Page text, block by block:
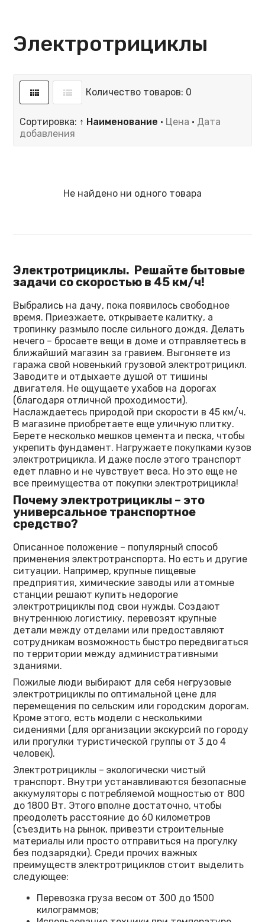
Электротрициклы
Количество товаров: 0
Сортировка: ↑ Наименование · Цена · Дата
добавления
Не найдено ни одного товара
Электротрициклы. Решайте бытовые
задачи со скоростью в 45 км/ч!
Выбрались на дачу, пока появилось свободное
время. Приезжаете, открываете калитку, а
тропинку размыло после сильного дождя. Делать
нечего – бросаете вещи в доме и отправляетесь в
ближайший магазин за гравием. Выгоняете из
гаража свой новенький грузовой электротрицикл.
Заводите и отдыхаете душой от тишины
двигателя. Не ощущаете ухабов на дорогах
(благодаря отличной проходимости).
Наслаждаетесь природой при скорости в 45 км/ч.
В магазине приобретаете еще уличную плитку.
Берете несколько мешков цемента и песка, чтобы
укрепить фундамент. Нагружаете покупками кузов
электротрицикла. И даже после этого транспорт
едет плавно и не чувствует веса. Но это еще не
все преимущества от покупки электротрицикла!
Почему электротрициклы – это
универсальное транспортное
средство?
Описанное положение – популярный способ
применения электротранспорта. Но есть и другие
ситуации. Например, крупные пищевые
предприятия, химические заводы или атомные
станции решают купить недорогие
электротрициклы под свои нужды. Создают
внутреннюю логистику, перевозят крупные
детали между отделами или предоставляют
сотрудникам возможность быстро передвигаться
по территории между административными
зданиями.
Пожилые люди выбирают для себя негрузовые
электротрициклы по оптимальной цене для
перемещения по сельским или городским дорогам.
Кроме этого, есть модели с несколькими
сидениями (для организации экскурсий по городу
или прогулки туристической группы от 3 до 4
человек).
Электротрициклы – экологически чистый
транспорт. Внутри устанавливаются безопасные
аккумуляторы с потребляемой мощностью от 800
до 1800 Вт. Этого вполне достаточно, чтобы
преодолеть расстояние до 60 километров
(съездить на рынок, привезти строительные
материалы или просто отправиться на прогулку
без подзарядки). Среди прочих важных
преимуществ электротрициклов стоит выделить
следующее:
Перевозка груза весом от 300 до 1500
килограммов;